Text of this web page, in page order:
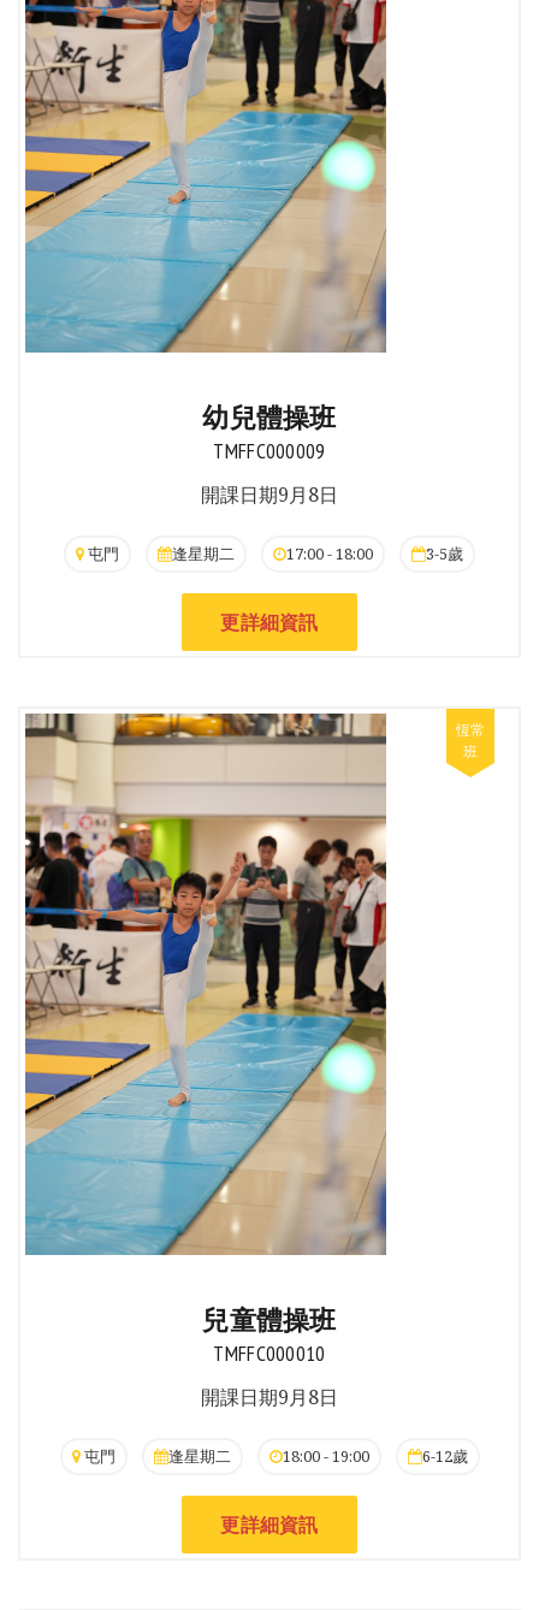
幼兒體操班
TMFFC000009
開課日期9月8日
屯門 逢星期二 17:00 - 18:00 3-5歲
更詳細資訊
兒童體操班
TMFFC000010
開課日期9月8日
屯門 逢星期二 18:00 - 19:00 6-12歲
更詳細資訊